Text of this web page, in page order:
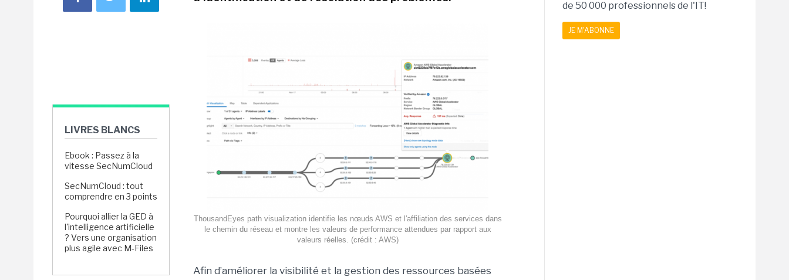
LIVRES BLANCS
Ebook : Passez à la
vitesse SecNumCloud
SecNumCloud : tout
comprendre en 3 points
Pourquoi allier la GED à
l'intelligence artificielle
? Vers une organisation
plus agile avec M-Files
ThousandEyes path visualization identifie les nœuds AWS et l'affiliation des services dans
le chemin du réseau et montre les valeurs de performance attendues par rapport aux
valeurs réelles. (crédit : AWS)
Afin d’améliorer la visibilité et la gestion des ressources basées
de 50 000 professionnels de l'IT!
JE M'ABONNE